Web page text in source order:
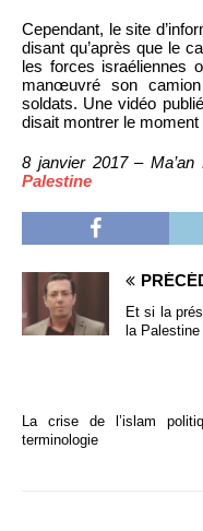
Cependant, le site
disant qu’après que le
les forces israéliennes
manœuvré son
soldats. Une vidéo
disait montrer le
8 janvier 2017 –
Palestine
Et si la
la Palestine
La crise de l’islam
terminologie